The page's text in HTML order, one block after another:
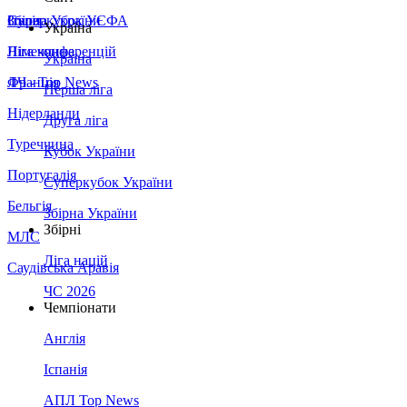
Збірна України
Італія
Німеччина
Франція
Нідерланди
Туреччина
Португалія
Бельгія
МЛС
Саудівська Аравія
Суперкубок УЄФА
Ліга конференцій
ЛЧ - Top News
Україна
Україна
Перша ліга
Друга ліга
Кубок України
Суперкубок України
Збірна України
Збірні
Ліга націй
ЧС 2026
Чемпіонати
Англія
Іспанія
АПЛ Top News